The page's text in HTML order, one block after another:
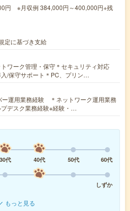
円 ※月収例 384,000円～400,000円+残
定に基づき支給
トワーク管理・保守＊セキュリティ対応
入/保守サポート＊PC、プリン…
ー運用業務経験 ＊ネットワーク運用業務
デスク業務経験※経験・…
30代 40代 50代
60代
しずか
もっと見る